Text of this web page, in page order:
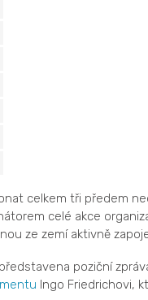
celkem tři předem
celé akce
ze zemí aktivně
poziční
Ingo Friedrichovi,